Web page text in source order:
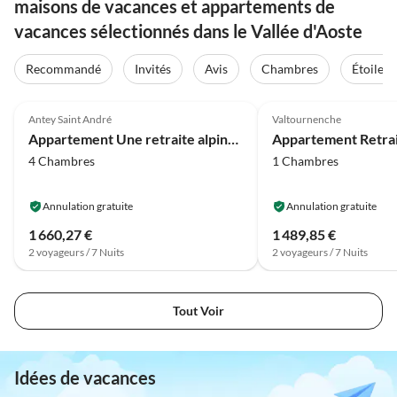
maisons de vacances et appartements de
vacances sélectionnés dans le Vallée d'Aoste
Recommandé Invités Avis Chambres
Étoiles
Antey Saint André
4 Chambres
Annulation gratuite
1 660,27 €
2 voyageurs / 7 Nuits
Valtournenche
1 Chambres
Annulation gratuite
1 489,85 €
2 voyageurs / 7 Nuits
Tout Voir
Idées de vacances